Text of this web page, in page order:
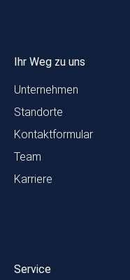
Ihr Weg zu uns
Unternehmen
Standorte
Kontaktformular
Team
Karriere
Service